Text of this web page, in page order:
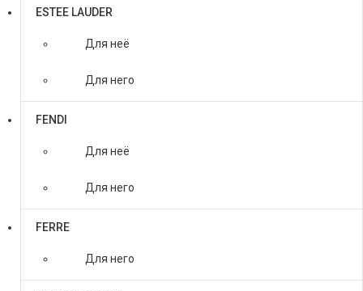
ESTEE LAUDER
Для неё
Для него
FENDI
Для неё
Для него
FERRE
Для него